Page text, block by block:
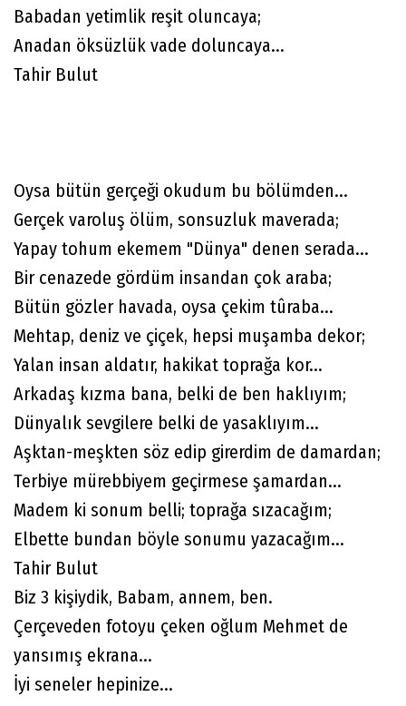
Babadan yetimlik reşit oluncaya;
Anadan öksüzlük vade doluncaya...
Tahir Bulut
Oysa bütün gerçeği okudum bu bölümden...
Gerçek varoluş ölüm, sonsuzluk maverada;
Yapay tohum ekemem "Dünya" denen serada...
Bir cenazede gördüm insandan çok araba;
Bütün gözler havada, oysa çekim tûraba...
Mehtap, deniz ve çiçek, hepsi muşamba dekor;
Yalan insan aldatır, hakikat toprağa kor...
Arkadaş kızma bana, belki de ben haklıyım;
Dünyalık sevgilere belki de yasaklıyım...
Aşktan-meşkten söz edip girerdim de damardan;
Terbiye mürebbiyem geçirmese şamardan...
Madem ki sonum belli; toprağa sızacağım;
Elbette bundan böyle sonumu yazacağım...
Tahir Bulut
Biz 3 kişiydik, Babam, annem, ben.
Çerçeveden fotoyu çeken oğlum Mehmet de
yansımış ekrana...
İyi seneler hepinize...